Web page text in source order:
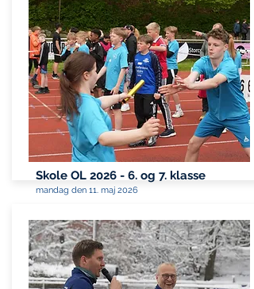
Skole OL 2026 - 6. og 7. klasse
mandag den 11. maj 2026